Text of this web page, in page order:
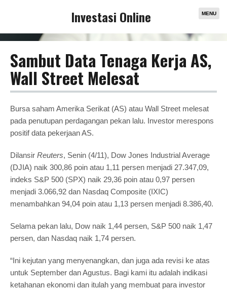
MENU
Investasi Online
Sambut Data Tenaga Kerja AS,
Wall Street Melesat
Bursa saham Amerika Serikat (AS) atau Wall Street melesat
pada penutupan perdagangan pekan lalu. Investor merespons
positif data pekerjaan AS.
Dilansir Reuters, Senin (4/11), Dow Jones Industrial Average
(DJIA) naik 300,86 poin atau 1,11 persen menjadi 27.347,09,
indeks S&P 500 (SPX) naik 29,36 poin atau 0,97 persen
menjadi 3.066,92 dan Nasdaq Composite (IXIC)
menambahkan 94,04 poin atau 1,13 persen menjadi 8.386,40.
Selama pekan lalu, Dow naik 1,44 persen, S&P 500 naik 1,47
persen, dan Nasdaq naik 1,74 persen.
“Ini kejutan yang menyenangkan, dan juga ada revisi ke atas
untuk September dan Agustus. Bagi kami itu adalah indikasi
ketahanan ekonomi dan itulah yang membuat para investor